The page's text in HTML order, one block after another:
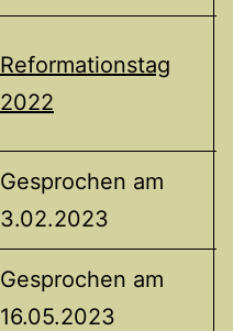
Reformationstag
2022
Gesprochen am
3.02.2023
Gesprochen am
16.05.2023